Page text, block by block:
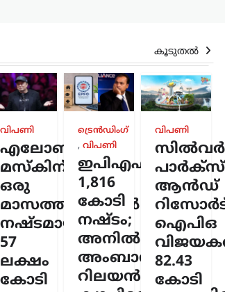
കൂടുതൽ
വിപണി
എലോൺ
മസ്കിന്
ഒരു
മാസത്തിനുള്ളിൽ
നഷ്ടമായത്
57
ലക്ഷം
കോടി
ട്രെൻഡിംഗ്
, വിപണി
ഇപിഎഫ്ഒയ്ക്ക്
1,816
കോടി
നഷ്ടം;
അനിൽ
അംബാനിക്കും
റിലയൻസ്
വിപണി
പാർക്സ്
ആൻഡ്
ഐപിഒ
82.43
കോടി